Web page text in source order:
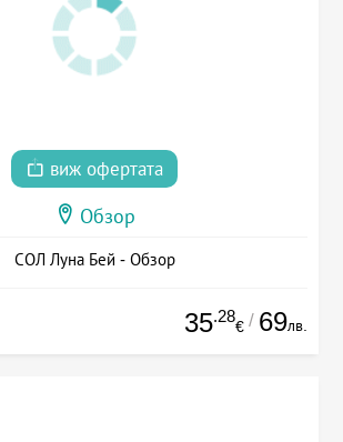
виж офертата
Обзор
СОЛ Луна Бей - Обзор
35.28
€ / 69лв.